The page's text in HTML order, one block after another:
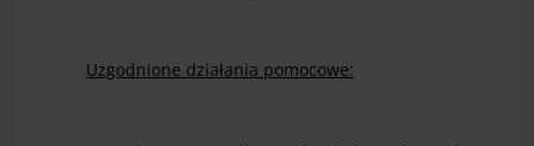
Uzgodnione działania pomocowe: